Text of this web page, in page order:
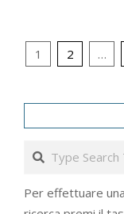
Paginazione
articoli
1 2 …
Search
Per effettuare